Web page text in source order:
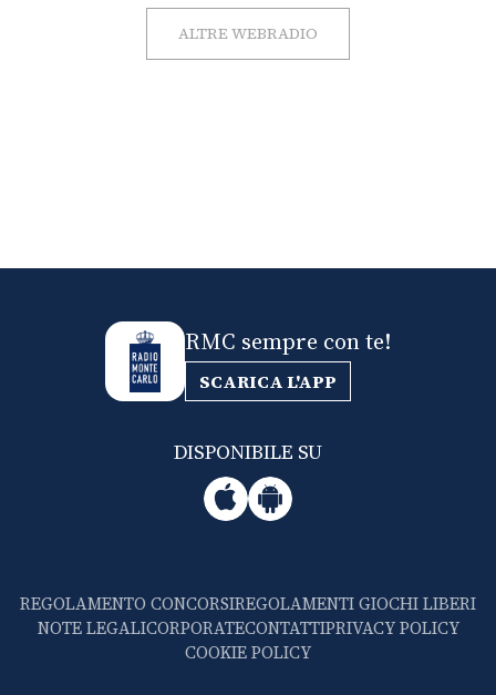
ALTRE WEBRADIO
RMC sempre con te!
SCARICA L'APP
DISPONIBILE SU
REGOLAMENTO CONCORSIREGOLAMENTI GIOCHI LIBERI
NOTE LEGALICORPORATECONTATTIPRIVACY POLICY
COOKIE POLICY